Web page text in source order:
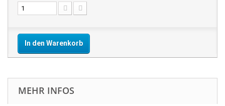
In den Warenkorb
MEHR INFOS